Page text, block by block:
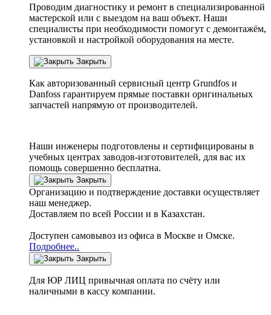
Проводим диагностику и ремонт в специализированной
мастерской или с выездом на ваш объект. Наши
специалисты при необходимости помогут с демонтажём,
установкой и настройкой оборудования на месте.
Закрыть
Как авторизованный сервисный центр Grundfos и
Danfoss гарантируем прямые поставки оригинальных
запчастей напрямую от производителей.
Наши инженеры подготовлены и сертифицированы в
учебных центрах заводов-изготовителей, для вас их
помощь совершенно бесплатна.
Закрыть
Организацию и подтверждение доставки осуществляет
наш менеджер.
Доставляем по всей России и в Казахстан.
Доступен самовывоз из офиса в Москве и Омске.
Подробнее..
Закрыть
Для ЮР ЛИЦ привычная оплата по счёту или
наличными в кассу компании.